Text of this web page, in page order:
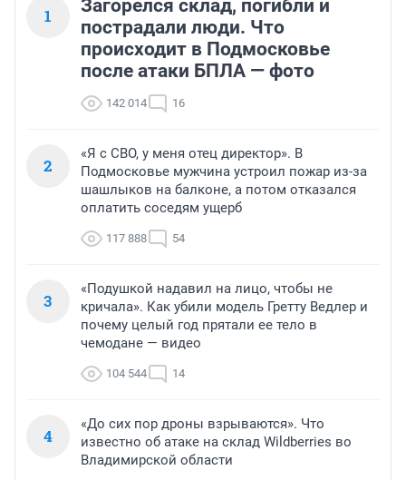
1
Загорелся склад, погибли и
пострадали люди. Что
происходит в Подмосковье
после атаки БПЛА — фото
142 014 16
2
«Я с СВО, у меня отец директор». В
Подмосковье мужчина устроил пожар из-за
шашлыков на балконе, а потом отказался
оплатить соседям ущерб
117 888 54
3
«Подушкой надавил на лицо, чтобы не
кричала». Как убили модель Гретту Ведлер и
почему целый год прятали ее тело в
чемодане — видео
104 544 14
4
«До сих пор дроны взрываются». Что
известно об атаке на склад Wildberries во
Владимирской области